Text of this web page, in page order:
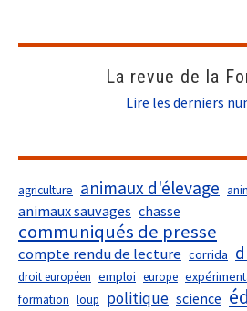
La revue de la
Lire les derniers
agriculture animaux d'élevage
animaux sauvages chasse
communiqués de presse
compte rendu de lecture corrida
droit européen emploi europe
formation loup politique science